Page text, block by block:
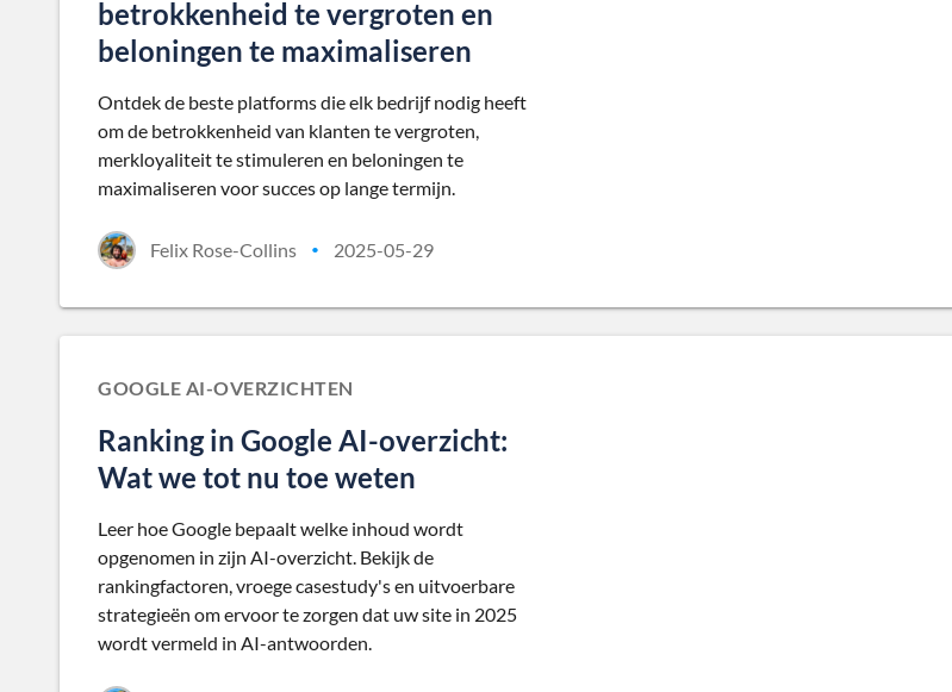
betrokkenheid te vergroten en
beloningen te maximaliseren
Ontdek de beste platforms die elk bedrijf nodig heeft
om de betrokkenheid van klanten te vergroten,
merkloyaliteit te stimuleren en beloningen te
maximaliseren voor succes op lange termijn.
Felix Rose-Collins • 2025-05-29
GOOGLE AI-OVERZICHTEN
Ranking in Google AI-overzicht:
Wat we tot nu toe weten
Leer hoe Google bepaalt welke inhoud wordt
opgenomen in zijn AI-overzicht. Bekijk de
rankingfactoren, vroege casestudy's en uitvoerbare
strategieën om ervoor te zorgen dat uw site in 2025
wordt vermeld in AI-antwoorden.